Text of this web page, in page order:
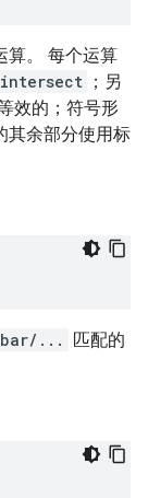
算。 每个运算
intersect ；另
效的；符号形
其余部分使用标
...
匹配的